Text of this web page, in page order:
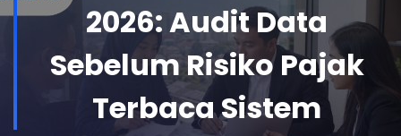
2026: Audit Data
Sebelum Risiko Pajak
Terbaca Sistem